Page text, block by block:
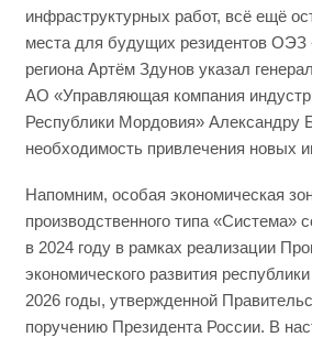
инфраструктурных работ, всё ещё
места для будущих резидентов ОЭЗ
региона Артём Здунов указал
АО «Управляющая компания
Республики Мордовия» Александру
необходимость привлечения новых
Напомним, особая экономическая
производственного типа «Система»
в 2024 году в рамках реализации
экономического развития
2026 годы, утвержденной
поручению Президента России. В